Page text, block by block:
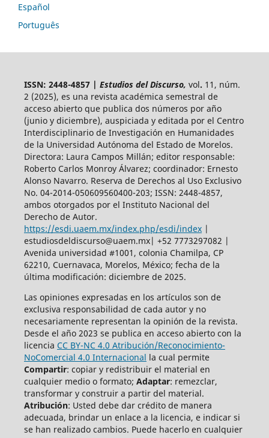
Español
Português
ISSN: 2448-4857 | Estudios del Discurso, vol. 11, núm.
2 (2025), es una revista académica semestral de
acceso abierto que publica dos números por año
(junio y diciembre), auspiciada y editada por el Centro
Interdisciplinario de Investigación en Humanidades
de la Universidad Autónoma del Estado de Morelos.
Directora: Laura Campos Millán; editor responsable:
Roberto Carlos Monroy Álvarez; coordinador: Ernesto
Alonso Navarro. Reserva de Derechos al Uso Exclusivo
No. 04-2014-050609560400-203; ISSN: 2448-4857,
ambos otorgados por el Instituto Nacional del
Derecho de Autor.
https://esdi.uaem.mx/index.php/esdi/index|
estudiosdeldiscurso@uaem.mx| +52 7773297082 |
Avenida universidad #1001, colonia Chamilpa, CP
62210, Cuernavaca, Morelos, México; fecha de la
última modificación: diciembre de 2025.
Las opiniones expresadas en los artículos son de
exclusiva responsabilidad de cada autor y no
necesariamente representan la opinión de la revista.
Desde el año 2023 se publica en acceso abierto con la
licencia CC BY-NC 4.0 Atribución/Reconocimiento-
NoComercial 4.0 Internacional la cual permite
Compartir: copiar y redistribuir el material en
cualquier medio o formato; Adaptar: remezclar,
transformar y construir a partir del material.
Atribución: Usted debe dar crédito de manera
adecuada, brindar un enlace a la licencia, e indicar si
se han realizado cambios. Puede hacerlo en cualquier